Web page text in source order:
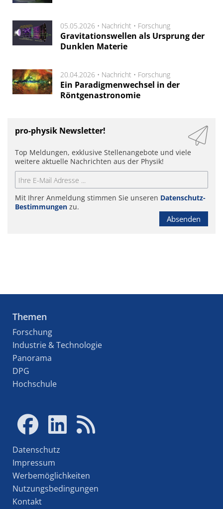
05.05.2026 • Nachricht • Forschung
Gravitationswellen als Ursprung der
Dunklen Materie
20.04.2026 • Nachricht • Forschung
Ein Paradigmenwechsel in der
Röntgenastronomie
pro-physik Newsletter!
Top Meldungen, exklusive Stellenangebote und viele
weitere aktuelle Nachrichten aus der Physik!
Mit Ihrer Anmeldung stimmen Sie unseren Datenschutz-
Bestimmungen zu.
Absenden
Themen
Forschung
Industrie & Technologie
Panorama
DPG
Hochschule
Datenschutz
Impressum
Werbemöglichkeiten
Nutzungsbedingungen
Kontakt